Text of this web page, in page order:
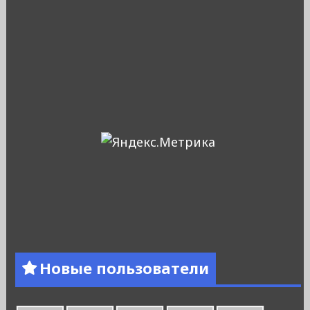
Новые пользователи